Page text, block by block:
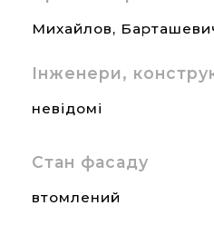
Михайлов,
Інженери,
невідомі
Стан фасаду
втомлений